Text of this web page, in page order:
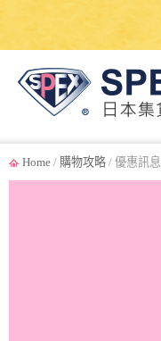
Home / 購物攻略 / 優惠訊息